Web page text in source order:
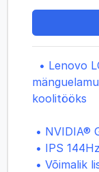
• Lenovo
koolitööks
• NVIDIA®
• IPS
• Võimalik